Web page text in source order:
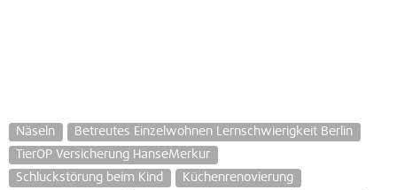
Näseln
Betreutes Einzelwohnen Lernschwierigkeit Berlin
TierOP Versicherung HanseMerkur
Schluckstörung beim Kind
Küchenrenovierung